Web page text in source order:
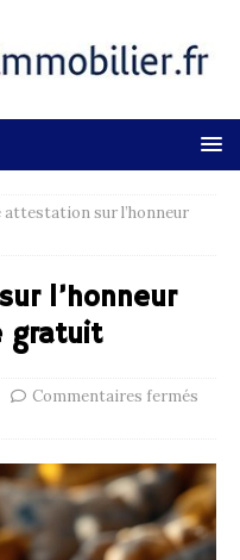
attestation sur l’honneur
l’honneur
gratuit
Commentaires fermés